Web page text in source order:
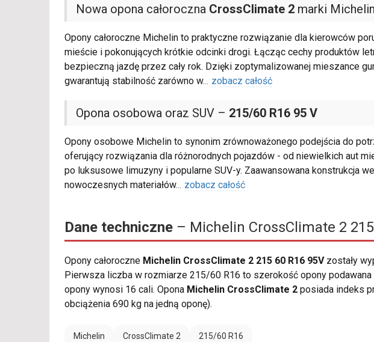
Nowa opona całoroczna CrossClimate 2 marki Michelin
Opony całoroczne Michelin to praktyczne rozwiązanie dla kierowców
mieście i pokonujących krótkie odcinki drogi. Łącząc cechy produktów
bezpieczną jazdę przez cały rok. Dzięki zoptymalizowanej mieszance
gwarantują stabilność zarówno w... zobacz całość
Opona osobowa oraz SUV – 215/60 R16 95 V
Opony osobowe Michelin to synonim zrównoważonego podejścia do
oferujący rozwiązania dla różnorodnych pojazdów - od niewielkich aut
po luksusowe limuzyny i popularne SUV-y. Zaawansowana konstrukcja
nowoczesnych materiałów... zobacz całość
Dane techniczne – Michelin CrossClimate 2
Opony całoroczne Michelin CrossClimate 2 215 60 R16 95Vzostały
Pierwsza liczba w rozmiarze 215/60 R16 to szerokość opony
opony wynosi 16 cali. Opona Michelin CrossClimate 2 posiada indeks
obciążenia 690 kg na jedną oponę).
Michelin CrossClimate 2 215/60 R16